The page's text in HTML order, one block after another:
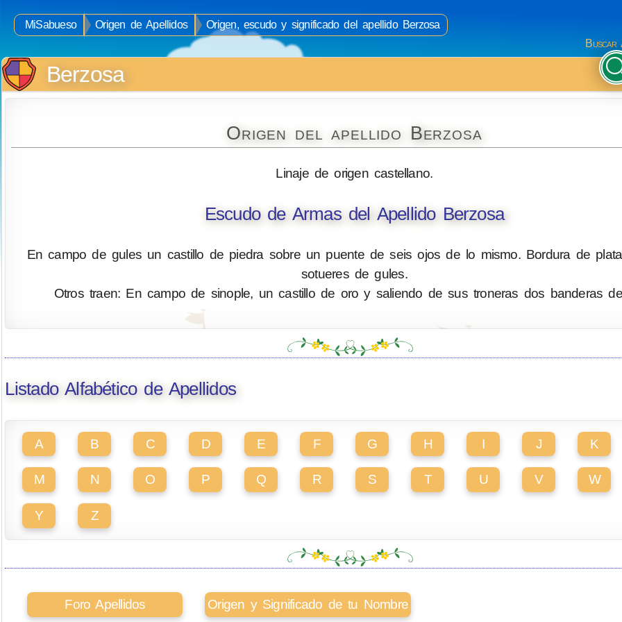
MiSabueso Origen de Apellidos
Origen, escudo y significado del apellido Berzosa
Buscar
Berzosa
Origen del apellido Berzosa
Linaje de origen castellano.
Escudo de Armas del Apellido Berzosa
En campo de gules un castillo de piedra sobre un puente de seis ojos de lo mismo. Bordura de
sotueres de gules.
Otros traen: En campo de sinople, un castillo de oro y saliendo de sus troneras dos banderas
Listado Alfabético de Apellidos
A B C D E F G H I J K
M N O P Q R S T U V W
Y Z
Foro Apellidos Origen y Significado de tu Nombre